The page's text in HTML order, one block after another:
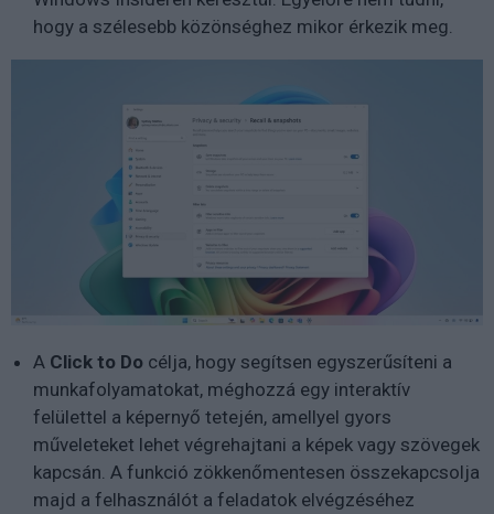
hogy a szélesebb közönséghez mikor érkezik meg.
A Click to Do célja, hogy segítsen egyszerűsíteni a
munkafolyamatokat, méghozzá egy interaktív
felülettel a képernyő tetején, amellyel gyors
műveleteket lehet végrehajtani a képek vagy szövegek
kapcsán. A funkció zökkenőmentesen összekapcsolja
majd a felhasználót a feladatok elvégzéséhez